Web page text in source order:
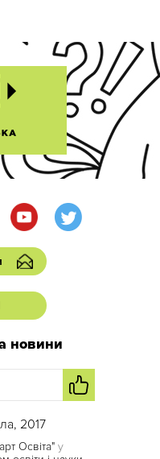
новини
2017
Освіта" у